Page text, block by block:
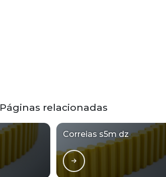
Páginas relacionadas
Correias s5m dz